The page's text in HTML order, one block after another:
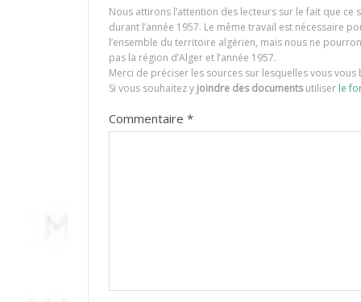
Nous attirons l’attention des lecteurs sur le fait que
durant l’année 1957. Le même travail est nécessaire
l’ensemble du territoire algérien, mais nous ne
pas la région d’Alger et l’année 1957.
Merci de préciser les sources sur lesquelles vous vous
Si vous souhaitez y joindre des documentsutiliser le
Commentaire *